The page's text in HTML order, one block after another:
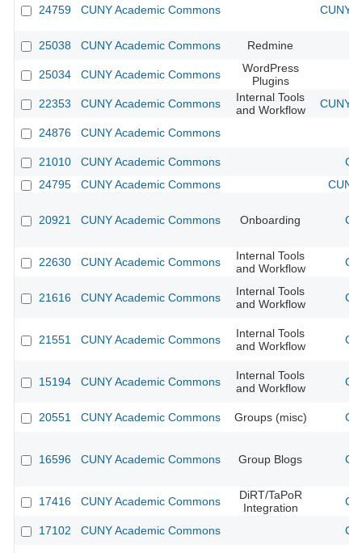
24759 CUNY Academic Commons CUNY
25038 CUNY Academic Commons Redmine
25034 CUNY Academic Commons
WordPress
Plugins
22353
CUNY Academic Commons
Internal Tools
and Workflow
CUNY
24876 CUNY Academic Commons
21010 CUNY Academic Commons
24795
CUNY Academic Commons
20921 CUNY Academic Commons Onboarding
22630 CUNY Academic Commons
Internal Tools
and Workflow
21616 CUNY Academic Commons
Internal Tools
and Workflow
21551 CUNY Academic Commons
Internal Tools
and Workflow
15194 CUNY Academic Commons
Internal Tools
and Workflow
20551 CUNY Academic Commons Groups (misc)
16596 CUNY Academic Commons Group Blogs
17416 CUNY Academic Commons
DiRT/TaPoR
Integration
17102 CUNY Academic Commons